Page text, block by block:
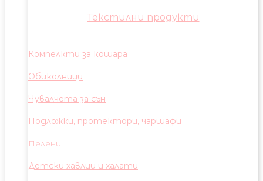
Текстилни продукти
Компелкти за кошара
Обиколници
Чувалчета за сън
Подложки, протектори, чаршафи
Пелени
Детски хавлии и халати